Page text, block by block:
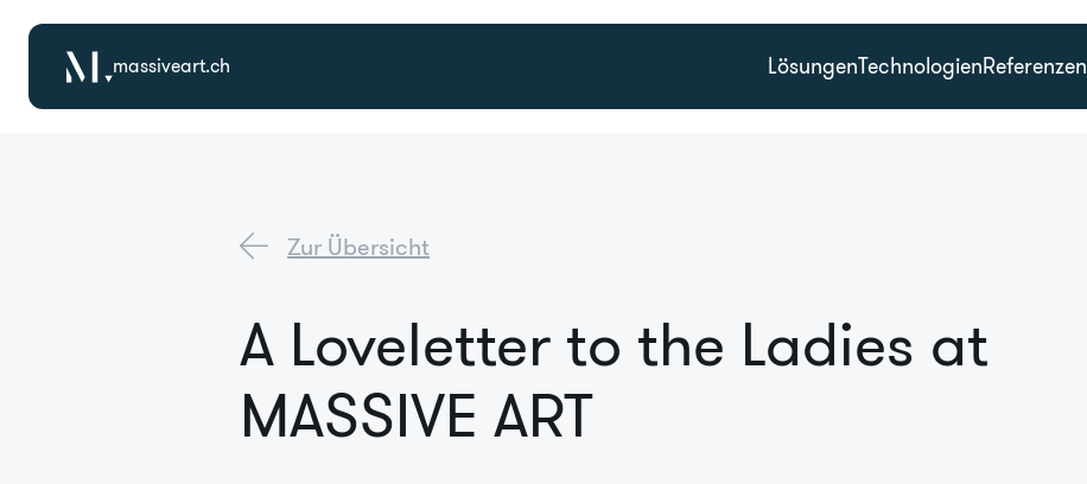
massiveart.ch LösungenTechnologienReferenzen
Zur Übersicht
A Loveletter to the Ladies at
MASSIVE ART